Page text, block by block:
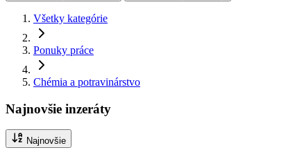
Všetky kategórie
Ponuky práce
Chémia a potravinárstvo
Najnovšie inzeráty
Najnovšie